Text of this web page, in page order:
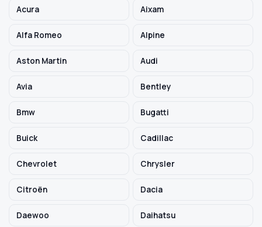
TYP / SILNIK
Acura Aixam
Alfa Romeo Alpine
Aston Martin Audi
Avia Bentley
Bmw Bugatti
Buick Cadillac
Chevrolet Chrysler
Citroën Dacia
Daewoo Daihatsu